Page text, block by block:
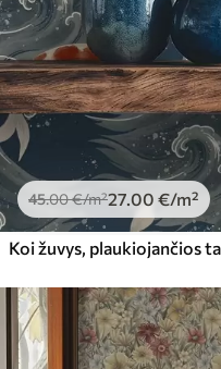
45.00€/m²27.00 €/m²